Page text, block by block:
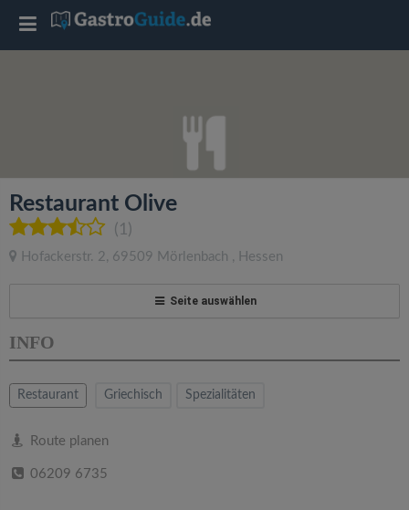
Restaurant Olive
(1)
Hofackerstr. 2, 69509 Mörlenbach , Hessen
Seite auswählen
INFO
Restaurant Griechisch Spezialitäten
Route planen
06209 6735
T
l
e
a
v